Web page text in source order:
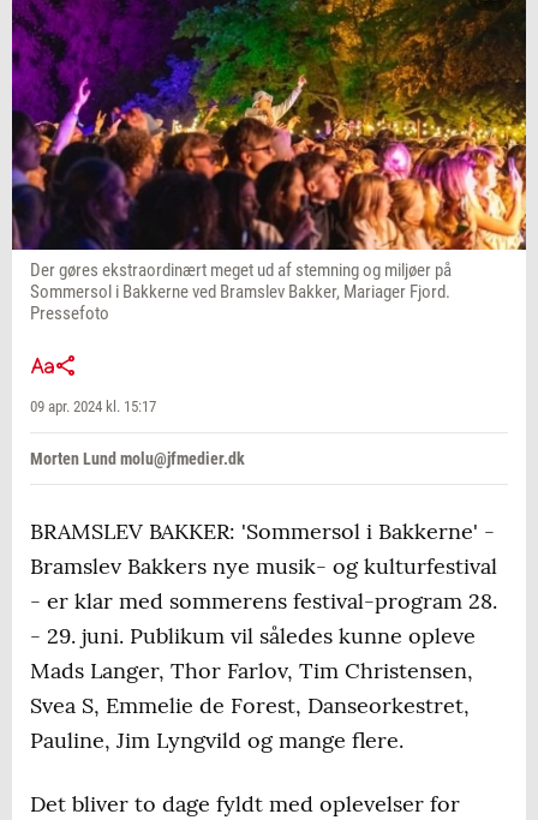
Der gøres ekstraordinært meget ud af stemning og miljøer på
Sommersol i Bakkerne ved Bramslev Bakker, Mariager Fjord.
Pressefoto
09 apr. 2024 kl. 15:17
Morten Lund molu@jfmedier.dk
BRAMSLEV BAKKER: 'Sommersol i Bakkerne' -
Bramslev Bakkers nye musik- og kulturfestival
- er klar med sommerens festival-program 28.
- 29. juni. Publikum vil således kunne opleve
Mads Langer, Thor Farlov, Tim Christensen,
Svea S, Emmelie de Forest, Danseorkestret,
Pauline, Jim Lyngvild og mange flere.
Det bliver to dage fyldt med oplevelser for